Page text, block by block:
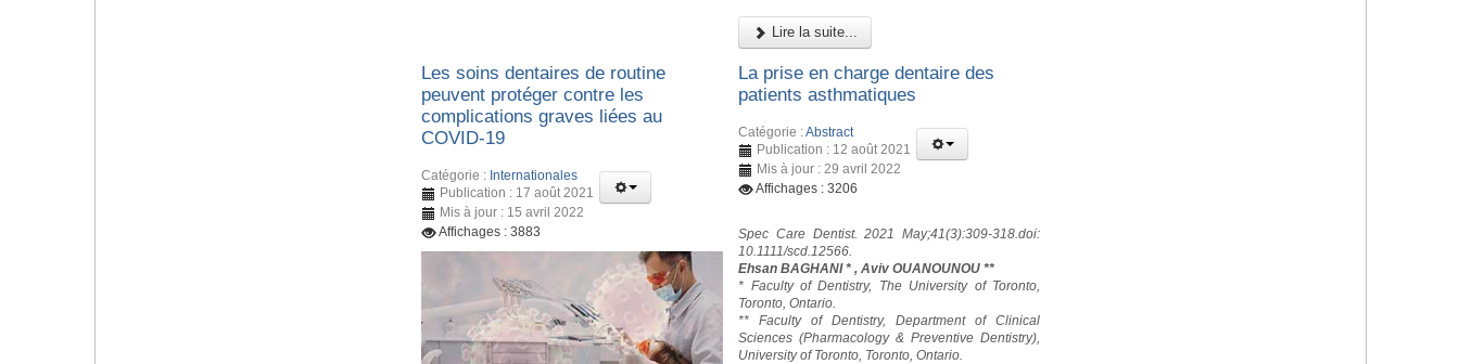
Lire la suite...
Les soins dentaires de routine
peuvent protéger contre les
complications graves liées au
COVID-19
Catégorie : Internationales
Publication : 17 août 2021
Mis à jour : 15 avril 2022
Affichages : 3883
La prise en charge dentaire des
patients asthmatiques
Catégorie :Abstract
Publication : 12 août 2021
Mis à jour : 29 avril 2022
Affichages : 3206
Spec Care Dentist. 2021 May;41(3):309-318.doi:
10.1111/scd.12566.
Ehsan BAGHANI * , Aviv OUANOUNOU **
* Faculty of Dentistry, The University of Toronto,
Toronto, Ontario.
** Faculty of Dentistry, Department of Clinical
Sciences (Pharmacology & Preventive Dentistry),
University of Toronto, Toronto, Ontario.